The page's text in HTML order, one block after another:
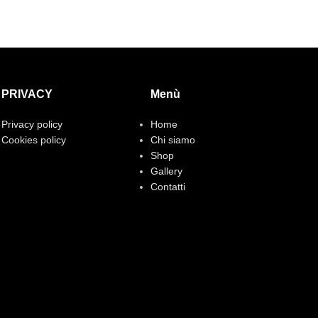
PRIVACY
Privacy policy
Cookies policy
Menù
Home
Chi siamo
Shop
Gallery
Contatti